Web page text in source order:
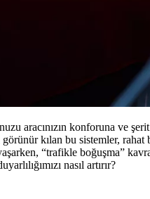
aracınızın konforuna ve
kılan bu sistemler,
“trafikle boğuşma”
nasıl artırır?